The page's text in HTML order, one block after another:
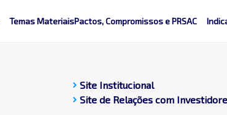
Temas MateriaisPactos, Compromissos e PRSAC
chevron_right Site Institucional
chevron_right Site de Relações com